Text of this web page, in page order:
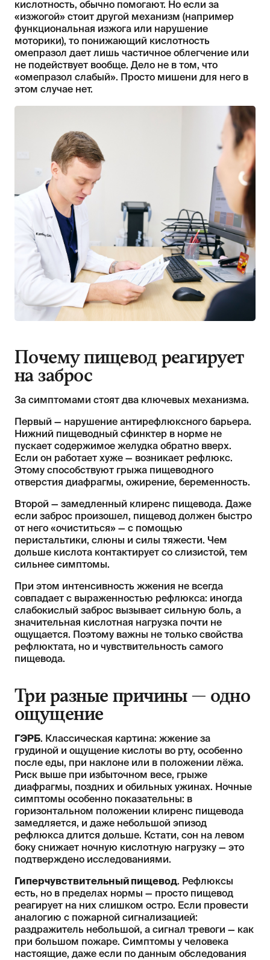
кислотность, обычно помогают. Но если за
«изжогой» стоит другой механизм (например
функциональная изжога или нарушение
моторики), то понижающий кислотность
омепразол дает лишь частичное облегчение или
не подействует вообще. Дело не в том, что
«омепразол слабый». Просто мишени для него в
этом случае нет.
Почему пищевод реагирует
на заброс
За симптомами стоят два ключевых механизма.
Первый — нарушение антирефлюксного барьера.
Нижний пищеводный сфинктер в норме не
пускает содержимое желудка обратно вверх.
Если он работает хуже — возникает рефлюкс.
Этому способствуют грыжа пищеводного
отверстия диафрагмы, ожирение, беременность.
Второй — замедленный клиренс пищевода. Даже
если заброс произошел, пищевод должен быстро
от него «очиститься» — с помощью
перистальтики, слюны и силы тяжести. Чем
дольше кислота контактирует со слизистой, тем
сильнее симптомы.
При этом интенсивность жжения не всегда
совпадает с выраженностью рефлюкса: иногда
слабокислый заброс вызывает сильную боль, а
значительная кислотная нагрузка почти не
ощущается. Поэтому важны не только свойства
рефлюктата, но и чувствительность самого
пищевода.
Три разные причины — одно
ощущение
ГЭРБ. Классическая картина: жжение за
грудиной и ощущение кислоты во рту, особенно
после еды, при наклоне или в положении лёжа.
Риск выше при избыточном весе, грыже
диафрагмы, поздних и обильных ужинах. Ночные
симптомы особенно показательны: в
горизонтальном положении клиренс пищевода
замедляется, и даже небольшой эпизод
рефлюкса длится дольше. Кстати, сон на левом
боку снижает ночную кислотную нагрузку — это
подтверждено исследованиями.
Гиперчувствительный пищевод. Рефлюксы
есть, но в пределах нормы — просто пищевод
реагирует на них слишком остро. Если провести
аналогию с пожарной сигнализацией:
раздражитель небольшой, а сигнал тревоги — как
при большом пожаре. Симптомы у человека
настоящие, даже если по данным обследования